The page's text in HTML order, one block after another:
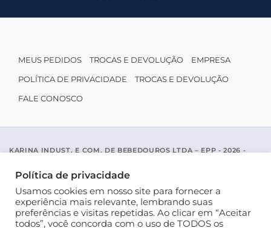
MEUS PEDIDOS TROCAS E DEVOLUÇÃO EMPRESA
POLÍTICA DE PRIVACIDADE TROCAS E DEVOLUÇÃO
FALE CONOSCO
KARINA INDUST. E COM. DE BEBEDOUROS LTDA – EPP - 2026 -
DO RIO PRETO / SP - CEP 15077-456
Política de privacidade
Usamos cookies em nosso site para fornecer a
experiência mais relevante, lembrando suas
preferências e visitas repetidas. Ao clicar em “Aceitar
todos”, você concorda com o uso de TODOS os